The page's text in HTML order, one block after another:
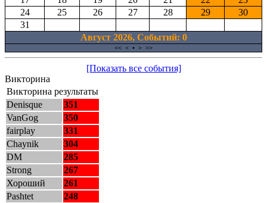
24
25 26 27 28 29
30
31
Август 2026, Cобытий: 0
<< < • > >>
[Показать все события]
Викторина
Викторина результаты
Denisque
351
VanGog
350
fairplay
331
Chaynik
304
DM
285
Strong
267
Хороший
261
Pashtet
248